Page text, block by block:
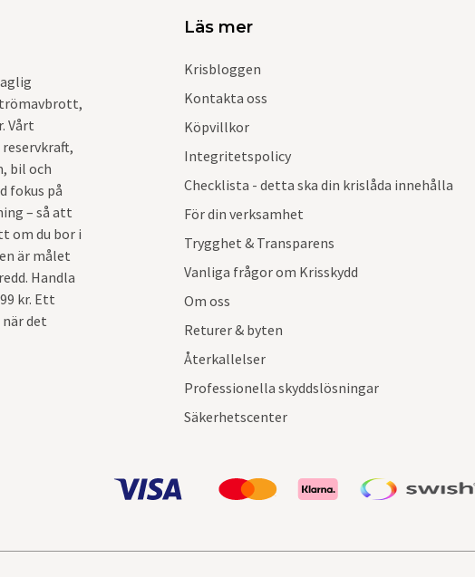
Vårt
bil och
fokus på
– så att
om du bor i
är målet
Handla
kr. Ett
det
Läs mer
Krisbloggen
Kontakta oss
Köpvillkor
Integritetspolicy
Checklista - detta ska din krislåda innehålla
För din verksamhet
Trygghet & Transparens
Vanliga frågor om Krisskydd
Om oss
Returer & byten
Återkallelser
Professionella skyddslösningar
Säkerhetscenter